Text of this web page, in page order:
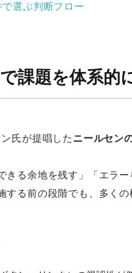
選ぶ判断フロー
課題を体系的
氏が提唱した ニールセン
きる余地を残す」「エラ
る前の段階でも、多くの